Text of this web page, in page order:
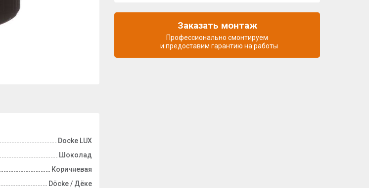
Docke LUX
Шоколад
Коричневая
Döcke / Дёке
Заказать монтаж
Профессионально смонтируем
и предоставим гарантию на работы